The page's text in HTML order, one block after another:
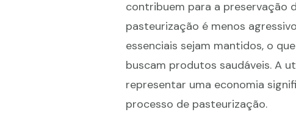
contribuem para a preservação
pasteurização é menos
essenciais sejam mantidos, o
buscam produtos saudáveis. A
representar uma economia
processo de pasteurização.